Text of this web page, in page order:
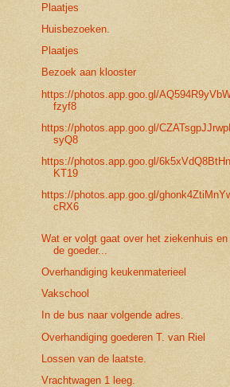
Plaatjes
Huisbezoeken.
Plaatjes
Bezoek aan klooster
https://photos.app.goo.gl/
fzyf8
https://photos.app.goo.gl/
syQ8
https://photos.app.goo.gl/
KT19
https://photos.app.goo.gl/
cRX6
Wat er volgt gaat over het ziekenhuis en
de goeder...
Overhandiging keukenmaterieel
Vakschool
In de bus naar volgende adres.
Overhandiging goederen T. van Riel
Lossen van de laatste.
Vrachtwagen 1 leeg.